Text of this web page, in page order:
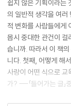
쉽지 않은 기획이라는
의 일반적 생각을 여러
적 변화를 사람들에게
몹시 중대한 관건이 걸
습니까. 따라서 이 책
니다. 첫째, 어떻게 해
사랑이 어떤 식으로
가? ---「들어가는 글」